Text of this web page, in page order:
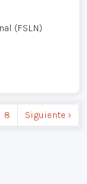
(FSLN)
8 Siguiente ›